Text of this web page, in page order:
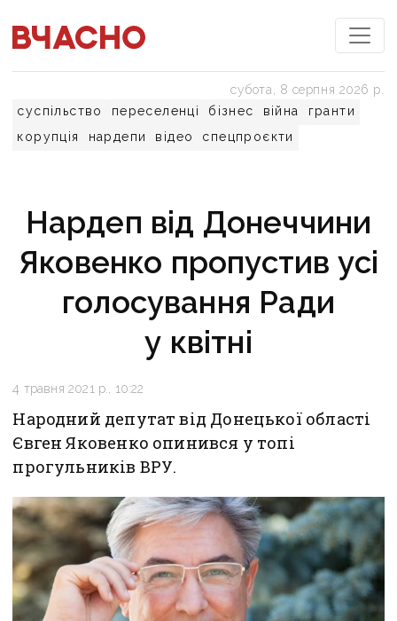
суспільство переселенці бізнес війна
гранти
корупція
нардепи відео спецпроєкти
субота, 8 серпня 2026 р.
Нардеп від Донеччини
Яковенко пропустив усі
голосування Ради
у квітні
4 травня 2021 р., 10:22
Народний депутат від Донецької області
Євген Яковенко опинився у топі
прогульників ВРУ.